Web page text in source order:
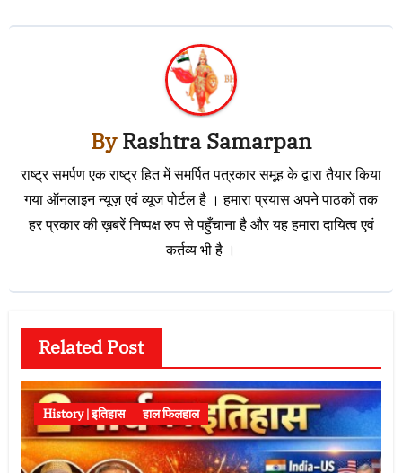
ByRashtra Samarpan
राष्ट्र समर्पण एक राष्ट्र हित में समर्पित पत्रकार समूह के द्वारा तैयार किया
गया ऑनलाइन न्यूज़ एवं व्यूज पोर्टल है । हमारा प्रयास अपने पाठकों तक
हर प्रकार की ख़बरें निष्पक्ष रुप से पहुँचाना है और यह हमारा दायित्व एवं
कर्तव्य भी है ।
Related Post
History | इतिहास हाल फिलहाल